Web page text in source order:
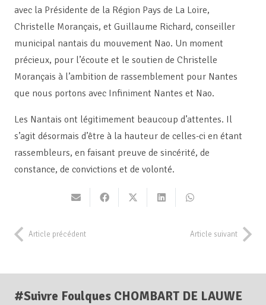
avec la Présidente de la Région Pays de La Loire,
Christelle Morançais, et Guillaume Richard, conseiller
municipal nantais du mouvement Nao. Un moment
précieux, pour l’écoute et le soutien de Christelle
Morançais à l’ambition de rassemblement pour Nantes
que nous portons avec Infiniment Nantes et Nao.
Les Nantais ont légitimement beaucoup d’attentes. Il
s’agit désormais d’être à la hauteur de celles-ci en étant
rassembleurs, en faisant preuve de sincérité, de
constance, de convictions et de volonté.
Article précédent Article suivant
#Suivre Foulques CHOMBART DE LAUWE